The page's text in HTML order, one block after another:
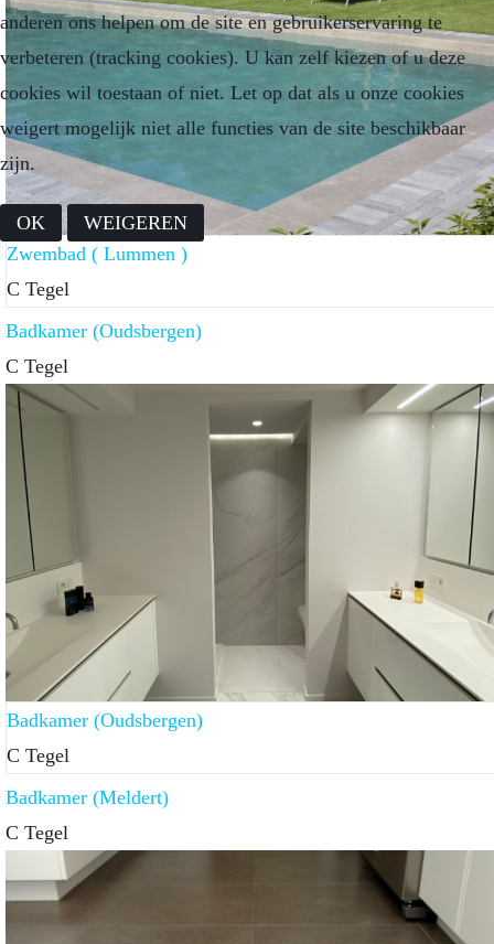
Zwembad ( Lummen )
C Tegel
Badkamer (Oudsbergen)
C Tegel
Badkamer (Oudsbergen)
C Tegel
Badkamer (Meldert)
C Tegel
anderen ons helpen om de site en gebruikerservaring te
verbeteren (tracking cookies). U kan zelf kiezen of u deze
cookies wil toestaan of niet. Let op dat als u onze cookies
weigert mogelijk niet alle functies van de site beschikbaar
zijn.
OK WEIGEREN